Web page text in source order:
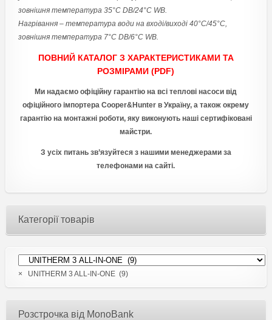
зовнішня температура 35°С DB/24°C WB.
Нагрівання – температура води на вході/виході 40°С/45°С,
зовнішня температура 7°С DB/6°C WB.
ПОВНИЙ КАТАЛОГ З ХАРАКТЕРИСТИКАМИ ТА
РОЗМІРАМИ (PDF)
Ми надаємо офіційну гарантію на всі теплові насоси від
офіційного імпортера Cooper&Hunter в Україну, а також окрему
гарантію на монтажні роботи, яку виконують наші сертифіковані
майстри.
З усіх питань зв’язуйтеся з нашими менеджерами за
телефонами на сайті.
Категорії товарів
× UNITHERM 3 ALL-IN-ONE (9)
Розстрочка від MonoBank